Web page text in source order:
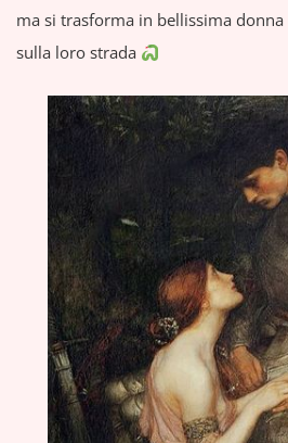
ma si trasforma in bellissima
sulla loro strada